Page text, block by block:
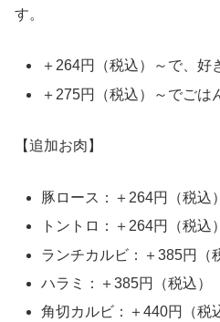
す。
＋264円（税込）～で、好
＋275円（税込）～でごは
【追加お肉】
豚ロース：＋264円（税込）
トントロ：＋264円（税込）
ランチカルビ：＋385円（
ハラミ：＋385円（税込）
角切カルビ：＋440円（税